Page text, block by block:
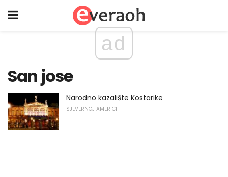
ad
San jose
Narodno kazalište Kostarike
SJEVERNOJ AMERICI